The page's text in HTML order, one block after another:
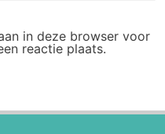
in deze browser voor
reactie plaats.